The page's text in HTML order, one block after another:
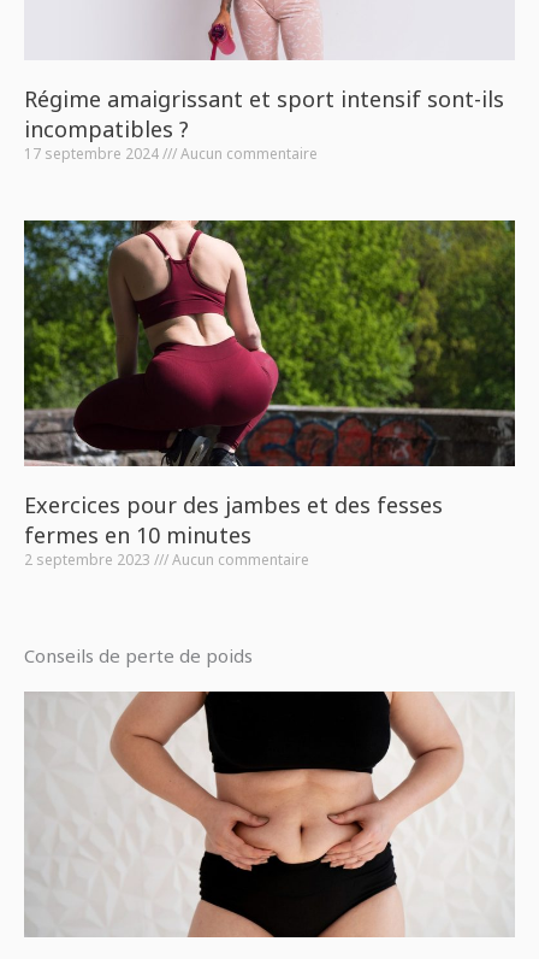
Régime amaigrissant et sport intensif sont-ils
incompatibles ?
17 septembre 2024 Aucun commentaire
Exercices pour des jambes et des fesses
fermes en 10 minutes
2 septembre 2023 Aucun commentaire
Conseils de perte de poids